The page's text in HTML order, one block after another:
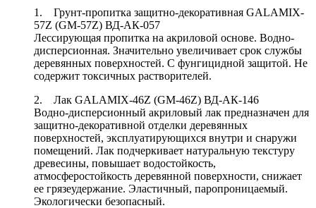
1. Грунт-пропитка защитно-декоративная GALAMIX-
57Z (GM-57Z) ВД-АК-057
Лессирующая пропитка на акриловой основе. Водно-
дисперсионная. Значительно увеличивает срок службы
деревянных поверхностей. С фунгицидной защитой. Не
содержит токсичных растворителей.
2. Лак GALAMIX-46Z (GM-46Z) ВД-АК-146
Водно-дисперсионный акриловый лак предназначен для
защитно-декоративной отделки деревянных
поверхностей, эксплуатирующихся внутри и снаружи
помещений. Лак подчеркивает натуральную текстуру
древесины, повышает водостойкость,
атмосферостойкость деревянной поверхности, снижает
ее грязеудержание. Эластичный, паропроницаемый.
Экологически безопасный.